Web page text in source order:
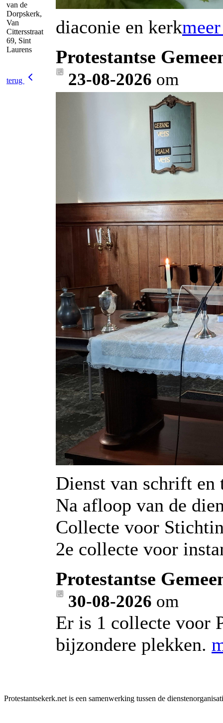
van de
Dorpskerk,
Van
Cittersstraat
69, Sint
Laurens
terug
diaconie en kerk
Protestantse
23-08-2026 om
Dienst van schrift en
Na afloop van de
Collecte voor
2e collecte voor
Protestantse
30-08-2026 om
Er is 1 collecte voor
bijzondere plekken.
Protestantsekerk.net is een samenwerking tussen de